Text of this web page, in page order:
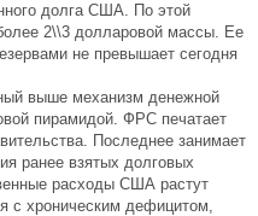
долга США. По этой
2\\3 долларовой массы. Ее
не превышает сегодня
выше механизм денежной
пирамидой. ФРС печатает
Последнее занимает
ранее взятых долговых
расходы США растут
с хроническим дефицитом,